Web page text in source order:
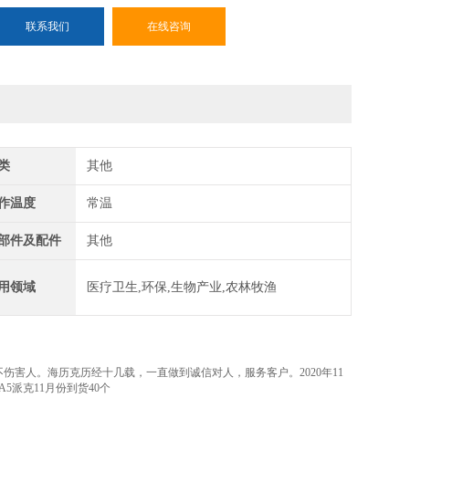
联系我们 在线咨询
其他
温度 常温
件及配件 其他
领域 医疗卫生,环保,生物产业,农林牧渔
害人。海历克历经十几载，一直做到诚信对人，服务客户。2020年11
派克11月份到货40个